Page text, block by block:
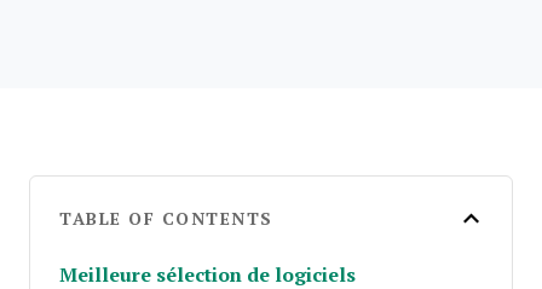
TABLE OF CONTENTS
Meilleure sélection de logiciels